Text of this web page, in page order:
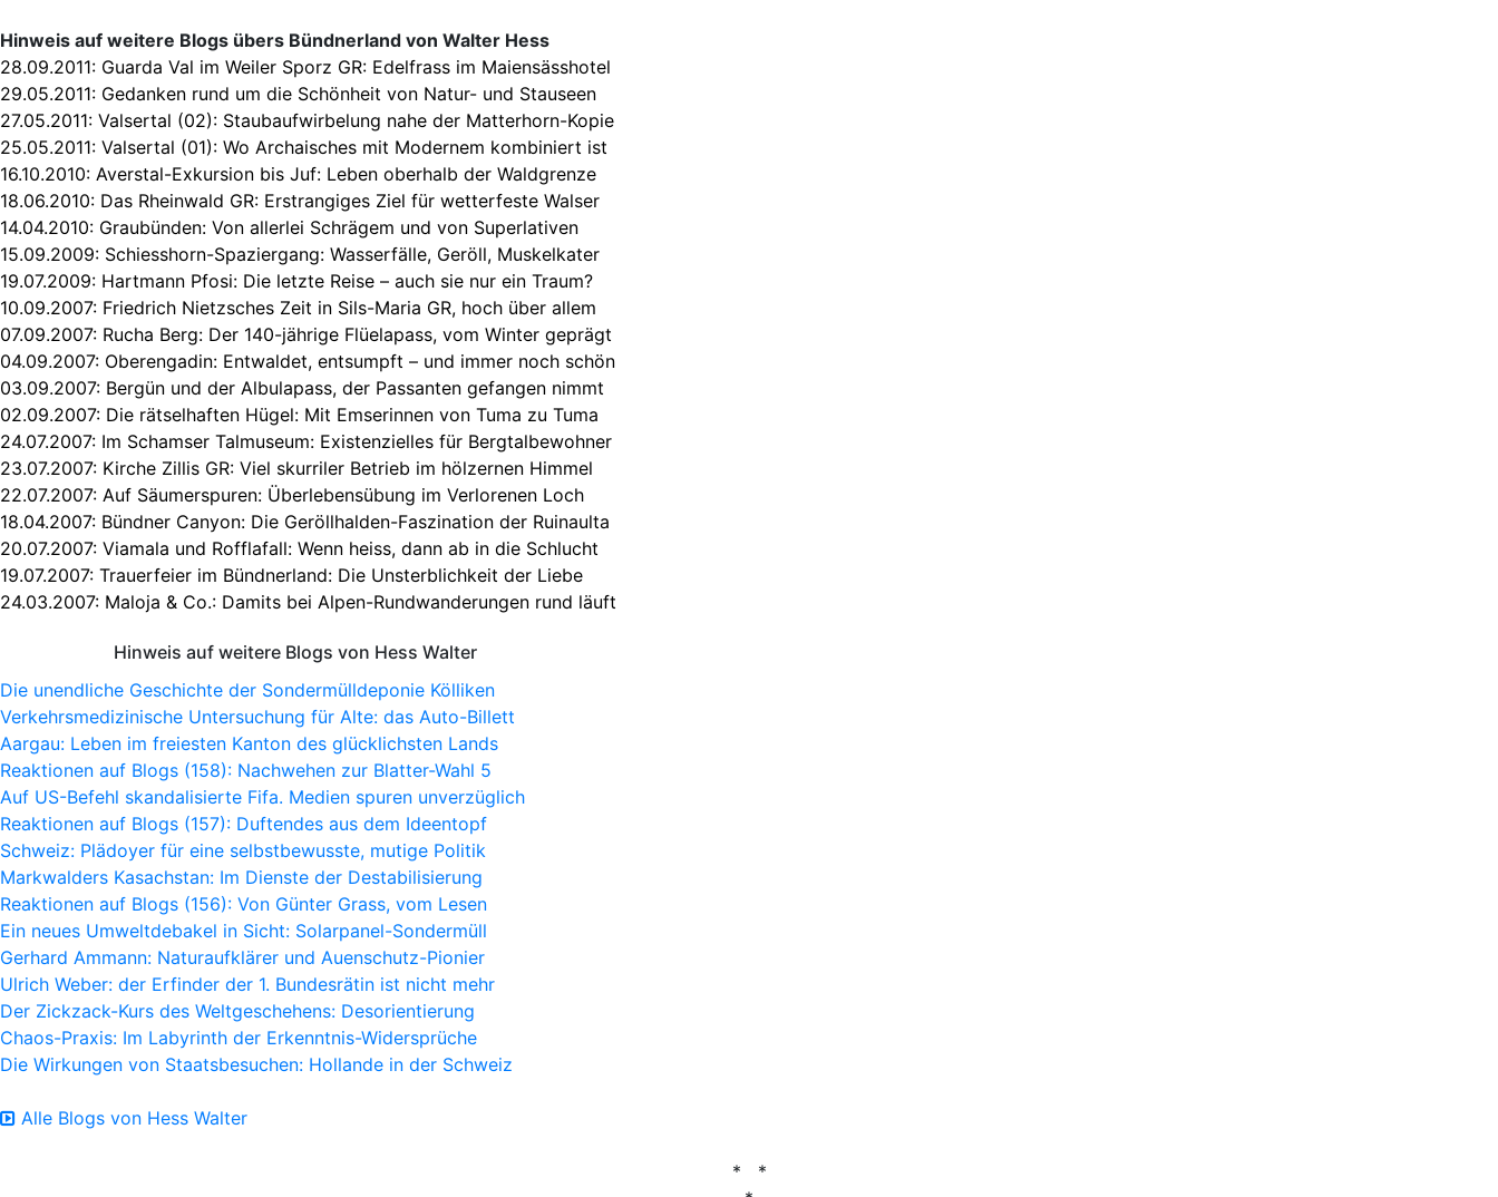
Hinweis auf weitere Blogs übers Bündnerland von Walter Hess
28.09.2011: Guarda Val im Weiler Sporz GR: Edelfrass im Maiensässhotel
29.05.2011: Gedanken rund um die Schönheit von Natur- und Stauseen
27.05.2011: Valsertal (02): Staubaufwirbelung nahe der Matterhorn-Kopie
25.05.2011: Valsertal (01): Wo Archaisches mit Modernem kombiniert ist
16.10.2010: Averstal-Exkursion bis Juf: Leben oberhalb der Waldgrenze
18.06.2010: Das Rheinwald GR: Erstrangiges Ziel für wetterfeste Walser
14.04.2010: Graubünden: Von allerlei Schrägem und von Superlativen
15.09.2009: Schiesshorn-Spaziergang: Wasserfälle, Geröll, Muskelkater
19.07.2009: Hartmann Pfosi: Die letzte Reise – auch sie nur ein Traum?
10.09.2007: Friedrich Nietzsches Zeit in Sils-Maria GR, hoch über allem
07.09.2007: Rucha Berg: Der 140-jährige Flüelapass, vom Winter geprägt
04.09.2007: Oberengadin: Entwaldet, entsumpft – und immer noch schön
03.09.2007: Bergün und der Albulapass, der Passanten gefangen nimmt
02.09.2007: Die rätselhaften Hügel: Mit Emserinnen von Tuma zu Tuma
24.07.2007: Im Schamser Talmuseum: Existenzielles für Bergtalbewohner
23.07.2007: Kirche Zillis GR: Viel skurriler Betrieb im hölzernen Himmel
22.07.2007: Auf Säumerspuren: Überlebensübung im Verlorenen Loch
18.04.2007: Bündner Canyon: Die Geröllhalden-Faszination der Ruinaulta
20.07.2007: Viamala und Rofflafall: Wenn heiss, dann ab in die Schlucht
19.07.2007: Trauerfeier im Bündnerland: Die Unsterblichkeit der Liebe
24.03.2007: Maloja & Co.: Damits bei Alpen-Rundwanderungen rund läuft
Hinweis auf weitere Blogs von Hess Walter
Die unendliche Geschichte der Sondermülldeponie Kölliken
Verkehrsmedizinische Untersuchung für Alte: das Auto-Billett
Aargau: Leben im freiesten Kanton des glücklichsten Lands
Reaktionen auf Blogs (158): Nachwehen zur Blatter-Wahl 5
Auf US-Befehl skandalisierte Fifa. Medien spuren unverzüglich
Reaktionen auf Blogs (157): Duftendes aus dem Ideentopf
Schweiz: Plädoyer für eine selbstbewusste, mutige Politik
Markwalders Kasachstan: Im Dienste der Destabilisierung
Reaktionen auf Blogs (156): Von Günter Grass, vom Lesen
Ein neues Umweltdebakel in Sicht: Solarpanel-Sondermüll
Gerhard Ammann: Naturaufklärer und Auenschutz-Pionier
Ulrich Weber: der Erfinder der 1. Bundesrätin ist nicht mehr
Der Zickzack-Kurs des Weltgeschehens: Desorientierung
Chaos-Praxis: Im Labyrinth der Erkenntnis-Widersprüche
Die Wirkungen von Staatsbesuchen: Hollande in der Schweiz
Alle Blogs von Hess Walter
* *